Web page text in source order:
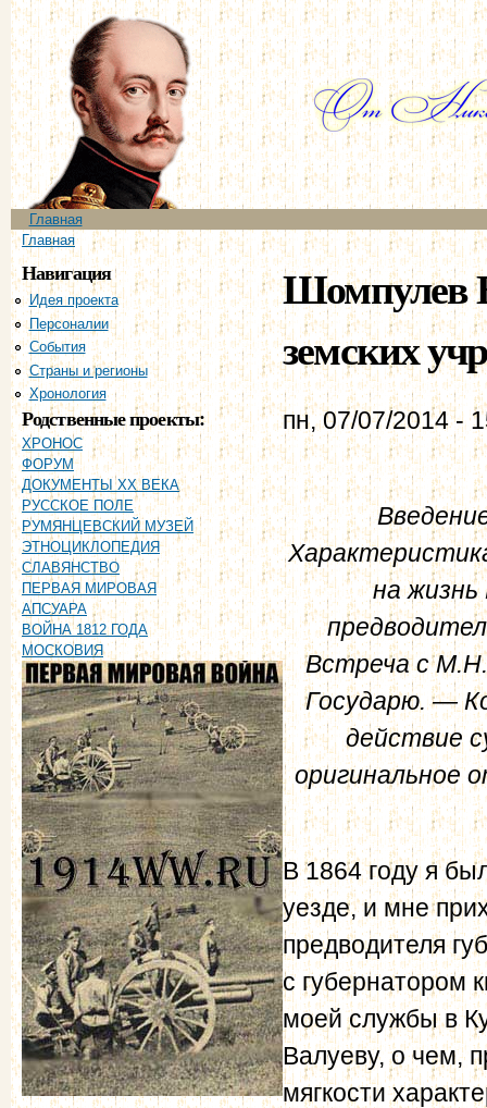
Главное меню
Главная
Вы здесь
Главная
Навигация
Идея проекта
Персоналии
События
Страны и регионы
Хронология
Родственные проекты:
ХРОНОС
ФОРУМ
ДОКУМЕНТЫ XX ВЕКА
РУССКОЕ ПОЛЕ
РУМЯНЦЕВСКИЙ МУЗЕЙ
ЭТНОЦИКЛОПЕДИЯ
СЛАВЯНСТВО
ПЕРВАЯ МИРОВАЯ
АПСУАРА
ВОЙНА 1812 ГОДА
МОСКОВИЯ
Шомпулев
земских
пн, 07/07/2014 -
на
Встреча с
Государю. —
действие
оригинальное
В 1864 году я
уезде, и мне
предводителя
с губернатором
моей службы в
Валуеву, о чем,
мягкости